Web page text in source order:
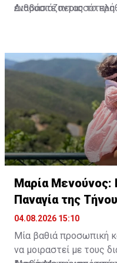
ενθουσιάζοντας το
Διαβάστε
Μαρία Μενούνος:
Παναγία της
04.08.2026 15:10
Μία βαθιά προσωπική
να μοιραστεί με τους